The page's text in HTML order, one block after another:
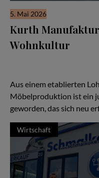
5. Mai 2026
Kurth
Wohnkultur
Aus einem etablierten
Möbelproduktion ist ein
geworden, das sich neu
Wirtschaft